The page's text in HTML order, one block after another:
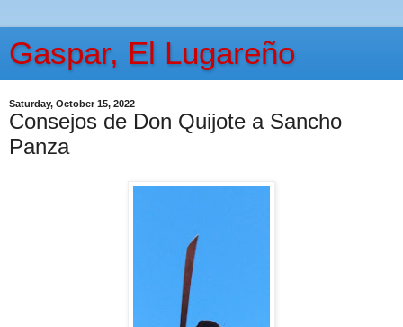
Gaspar, El Lugareño
Saturday, October 15, 2022
Consejos de Don Quijote a Sancho
Panza